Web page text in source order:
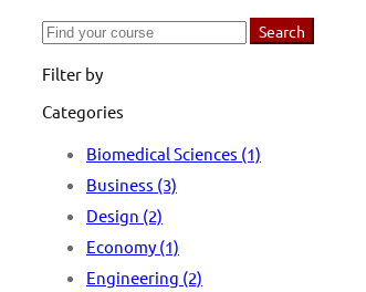
Search
Search
Filter by
Categories
Biomedical Sciences (1)
Business (3)
Design (2)
Economy (1)
Engineering (2)